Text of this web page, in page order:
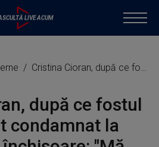
Cristina Cioran, după ce fostul ei iubit a fost condamnat la patru ani de închisoare: "Mă concentrez pe copii și vedem ce o mai fi"
după ce fostul
condamnat la